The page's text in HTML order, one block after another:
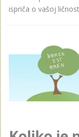
ispriča o vašoj